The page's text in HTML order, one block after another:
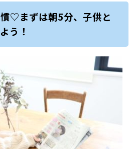
♡まずは朝5分、子供と
う！